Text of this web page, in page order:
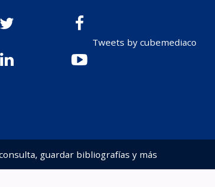
Tweets by cubemediaco
guardar bibliografías y más